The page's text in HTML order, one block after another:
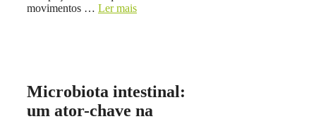
movimentos … Ler mais
Microbiota intestinal:
um ator-chave na